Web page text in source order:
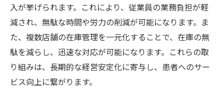
入が挙げられます。これにより、従業員の業務負担が軽
減され、無駄な時間や労力の削減が可能になります。ま
た、複数店舗の在庫管理を一元化することで、在庫の無
駄を減らし、迅速な対応が可能になります。これらの取
り組みは、長期的な経営安定化に寄与し、患者へのサー
ビス向上に繋がります。